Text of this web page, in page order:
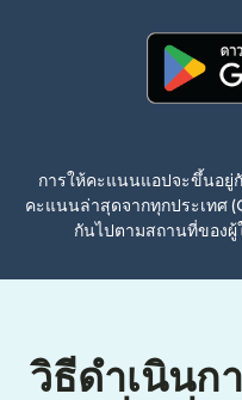
การให้คะแนนแอปจะขึ้นอยู่
คะแนนล่าสุดจากทุกประเทศ
กันไปตามสถานที่ของ
วิธีดำเนินก